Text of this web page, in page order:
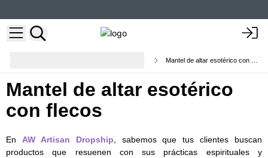
Mantel de altar esotérico con flecos
Mantel de altar esotérico
con flecos
En AW Artisan Dropship, sabemos que tus clientes buscan
productos que resuenen con sus prácticas espirituales y